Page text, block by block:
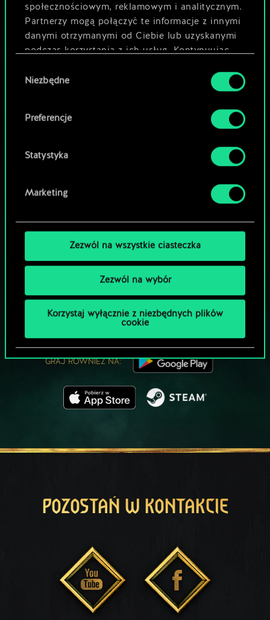
społecznościowym, reklamowym i analitycznym.
Partnerzy mogą połączyć te informacje z innymi
danymi otrzymanymi od Ciebie lub uzyskanymi
podczas korzystania z ich usług. Kontynuując
używanie plików cookie.
zgody
Niezbędne
Preferencje
Statystyka
Marketing
Zezwól na wszystkie ciasteczka
Zezwól na wybór
Korzystaj wyłącznie z niezbędnych plików
cookie
3 4 Uliczny dealer x2
2 4 Banda urwisów x
MOŻE PARTYJKA W GWINTA?
ZAGRAJ ZA
DARMO NA PC
Gra zawiera opcjonalne mikrotransakcje
GRAJ RÓWNIEŻ NA:
POZOSTAŃ W KONTAKCIE